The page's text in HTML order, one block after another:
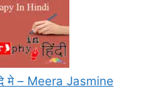
मे – Meera Jasmine